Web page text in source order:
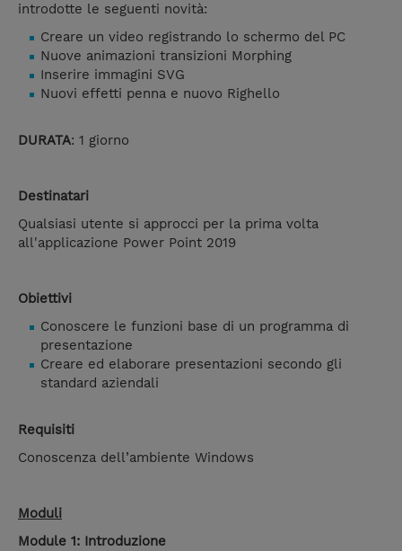
introdotte le seguenti novità:
Creare un video registrando lo schermo del PC
Nuove animazioni transizioni Morphing
Inserire immagini SVG
Nuovi effetti penna e nuovo Righello
DURATA: 1 giorno
Destinatari
Qualsiasi utente si approcci per la prima volta
all'applicazione Power Point 2019
Obiettivi
Conoscere le funzioni base di un programma di
presentazione
Creare ed elaborare presentazioni secondo gli
standard aziendali
Requisiti
Conoscenza dell’ambiente Windows
Moduli
Module 1: Introduzione